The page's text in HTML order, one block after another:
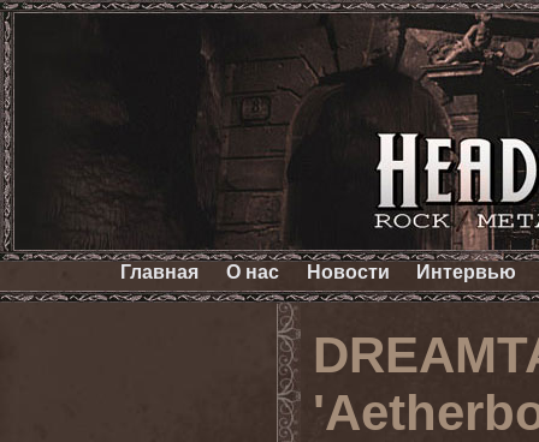
Главная О нас Новости Интервью